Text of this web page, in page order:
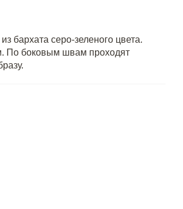
бархата серо-зеленого цвета.
По боковым швам проходят